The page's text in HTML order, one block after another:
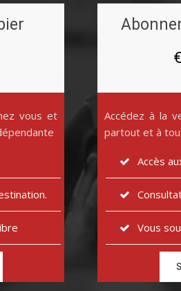
vous et
€
Accédez à la
partout et à
Accès
Vous